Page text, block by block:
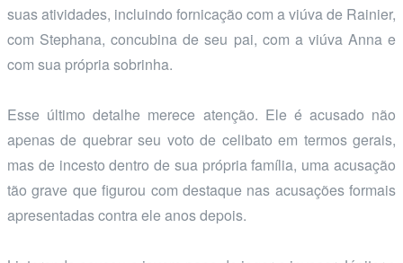
suas atividades, incluindo fornicação com a viúva de Rainier,
com Stephana, concubina de seu pai, com a viúva Anna e
com sua própria sobrinha.
Esse último detalhe merece atenção. Ele é acusado não
apenas de quebrar seu voto de celibato em termos gerais,
mas de incesto dentro de sua própria família, uma acusação
tão grave que figurou com destaque nas acusações formais
apresentadas contra ele anos depois.